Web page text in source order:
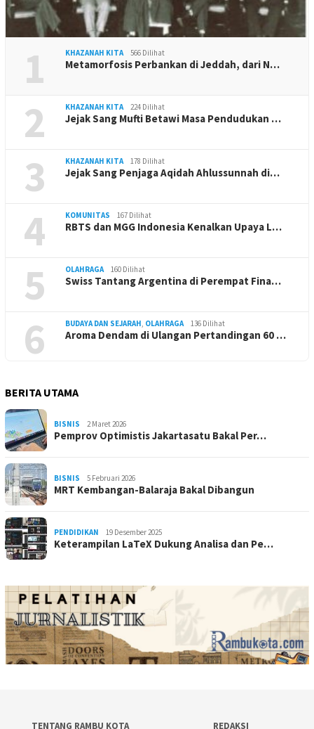
1 KHAZANAH KITA 566 Dilihat
Metamorfosis Perbankan di Jeddah, dari N…
2 KHAZANAH KITA 224 Dilihat
Jejak Sang Mufti Betawi Masa Pendudukan …
3 KHAZANAH KITA 178 Dilihat
Jejak Sang Penjaga Aqidah Ahlussunnah di…
4 KOMUNITAS 167 Dilihat
RBTS dan MGG Indonesia Kenalkan Upaya L…
5 OLAHRAGA 160 Dilihat
Swiss Tantang Argentina di Perempat Fina…
6 BUDAYA DAN SEJARAH, OLAHRAGA 136 Dilihat
Aroma Dendam di Ulangan Pertandingan 60 …
BERITA UTAMA
BISNIS 2 Maret 2026
Pemprov Optimistis Jakartasatu Bakal Per…
BISNIS 5 Februari 2026
MRT Kembangan-Balaraja Bakal Dibangun
PENDIDIKAN 19 Desember 2025
Keterampilan LaTeX Dukung Analisa dan Pe…
TENTANG RAMBU KOTA REDAKSI